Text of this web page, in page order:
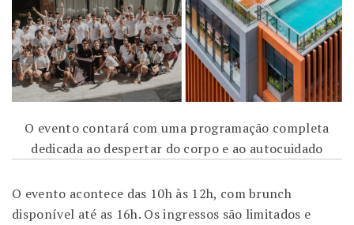
O evento contará com uma programação completa
dedicada ao despertar do corpo e ao autocuidado
O evento acontece das 10h às 12h, com brunch
disponível até as 16h. Os ingressos são limitados e